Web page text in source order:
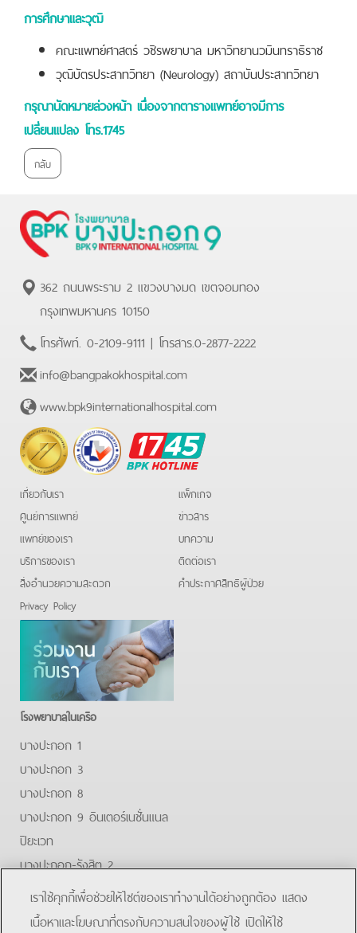
การศึกษาและวุฒิ
คณะแพทย์ศาสตร์ วชิรพยาบาล มหาวิทยานวมินทราธิราช
วุฒิบัตรประสาทวิทยา (Neurology) สถาบันประสาทวิทยา
กรุณานัดหมายล่วงหน้า เนื่องจากตารางแพทย์อาจมีการ
เปลี่ยนแปลง โทร.1745
กลับ
362 ถนนพระราม 2 แขวงบางมด เขตจอมทอง
กรุงเทพมหานคร 10150
โทรศัพท์. 0-2109-9111 | โทรสาร.0-2877-2222
info@bangpakokhospital.com
www.bpk9internationalhospital.com
BPK
Hotline
เกี่ยวกับเรา
ศูนย์การแพทย์
แพทย์ของเรา
บริการของเรา
สิ่งอำนวยความสะดวก
Privacy Policy
แพ็กเกจ
ข่าวสาร
บทความ
ติดต่อเรา
คําประกาศสิทธิผู้ป่วย
โรงพยาบาลในเครือ
บางปะกอก 1
บางปะกอก 3
บางปะกอก 8
บางปะกอก 9 อินเตอร์เนชั่นแนล
ปิยะเวท
บางปะกอก-รังสิต 2
บางปะกอกสมุทรปราการ
FacebookYoutubeLine
เราใช้คุกกี้เพื่อช่วยให้ไซต์ของเราทำงานได้อย่างถูกต้อง แสดง
เนื้อหาและโฆษณาที่ตรงกับความสนใจของผู้ใช้ เปิดให้ใช้